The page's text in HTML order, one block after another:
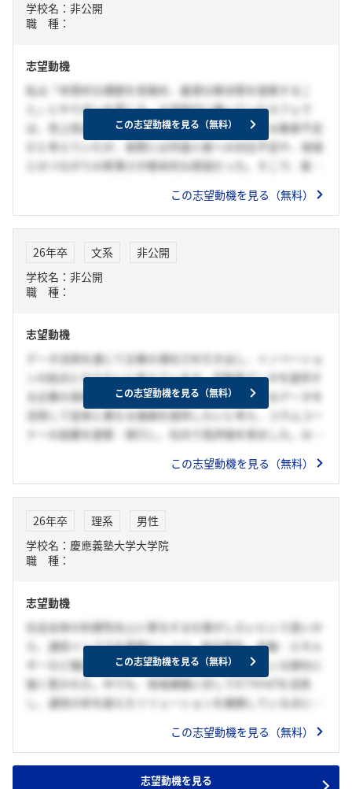
ンでは、１つの視点に縛られることなく様々な視点で最後ま
で考え続けることでクライアントに満足していただける成果
表層的な課題から潜在的なニーズを汲み取り、アプローチし
ていきたい。
学校名：非公開
職 種：
志望動機
私は「本質的な課題を見極め、最適な解決策を提案するこ
と」にやりがいを感じる。大学時代に働いていたカフェで
は、売上低迷という課題に直面した。当初、単なる集客不足
だと考えていたが、実際には外国人客への対応不足や、地域
とのつながりの希薄さが根本的な原因だった。そこで、英語
施し、結果として新たな顧客層を獲得。売上向上に貢献する
く、顧客の抱える本質的な課題を見極め、最適なソリューシ
ョンを提案することが求められると考える。私は、現場での
課題発見力と柔軟な提案力を活かし、貴社の幅広い通信ソリ
この志望動機を見る（無料）
この志望動機を見る（無料）
26年卒 文系
非公開
学校名：非公開
職 種：
志望動機
データ活用を通じて企業の潜在力を引き出し、イノベーショ
ンの起点となりたいと考えています。不動産データを提供す
る企業の長期インターンシップでは、提供しているデータを
活用して従来と異なる価値を提供したいと考え、コラムコー
ナーの設置を提案・実行し、社内で高評価を得ました。以上
引き出す活動に関心を持ちました。その中で、位置情報デー
貴社に共感しました。貴社では、私の好奇心と行動力を活か
せると考えます。価値観を広げたいという思いから、インド
人を対象とした国際交流サークルに所属し、従来の半分の期
い視点からデータとビジネスを融合させ、その実現に向けて
妥協せず行動したいと考えています。
この志望動機を見る（無料）
この志望動機を見る（無料）
26年卒 理系
男性
学校名：慶應義塾大学大学院
職 種：
志望動機
社会全体の利便性向上に寄与する仕事がしたいという思いか
ら、通信インフラを基盤としつつ、地方創生・金融・エネル
ギーなど幅広い領域で社会課題の解決に挑戦している御社に
強く惹かれた。中でも、地域課題に対してICTやIoTを活用
し、通信の枠を超えたソリューションを展開している点に、
学での研究やデータ分析の経験を活かし、人々の暮らしに直
この志望動機を見る（無料）
この志望動機を見る（無料）
志望動機を見る